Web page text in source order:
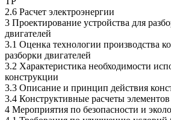
2.6 Расчет электроэнергии
3 Проектирование устройства для
двигателей
3.1 Оценка технологии производства
разборки двигателей
3.2 Характеристика необходимости
конструкции
3.3 Описание и принцип действия
3.4 Конструктивные расчеты
4 Мероприятия по безопасности и